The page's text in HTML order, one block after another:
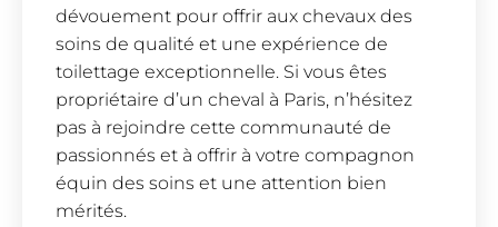
dévouement pour offrir aux chevaux des
soins de qualité et une expérience de
toilettage exceptionnelle. Si vous êtes
propriétaire d’un cheval à Paris, n’hésitez
pas à rejoindre cette communauté de
passionnés et à offrir à votre compagnon
équin des soins et une attention bien
mérités.